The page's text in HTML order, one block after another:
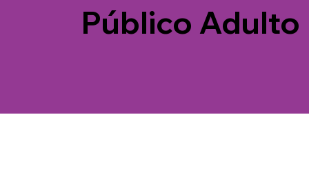
Público Adulto